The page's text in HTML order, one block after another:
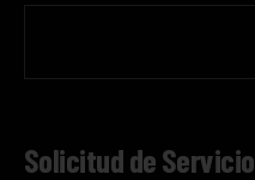
Solicitud de Servicio